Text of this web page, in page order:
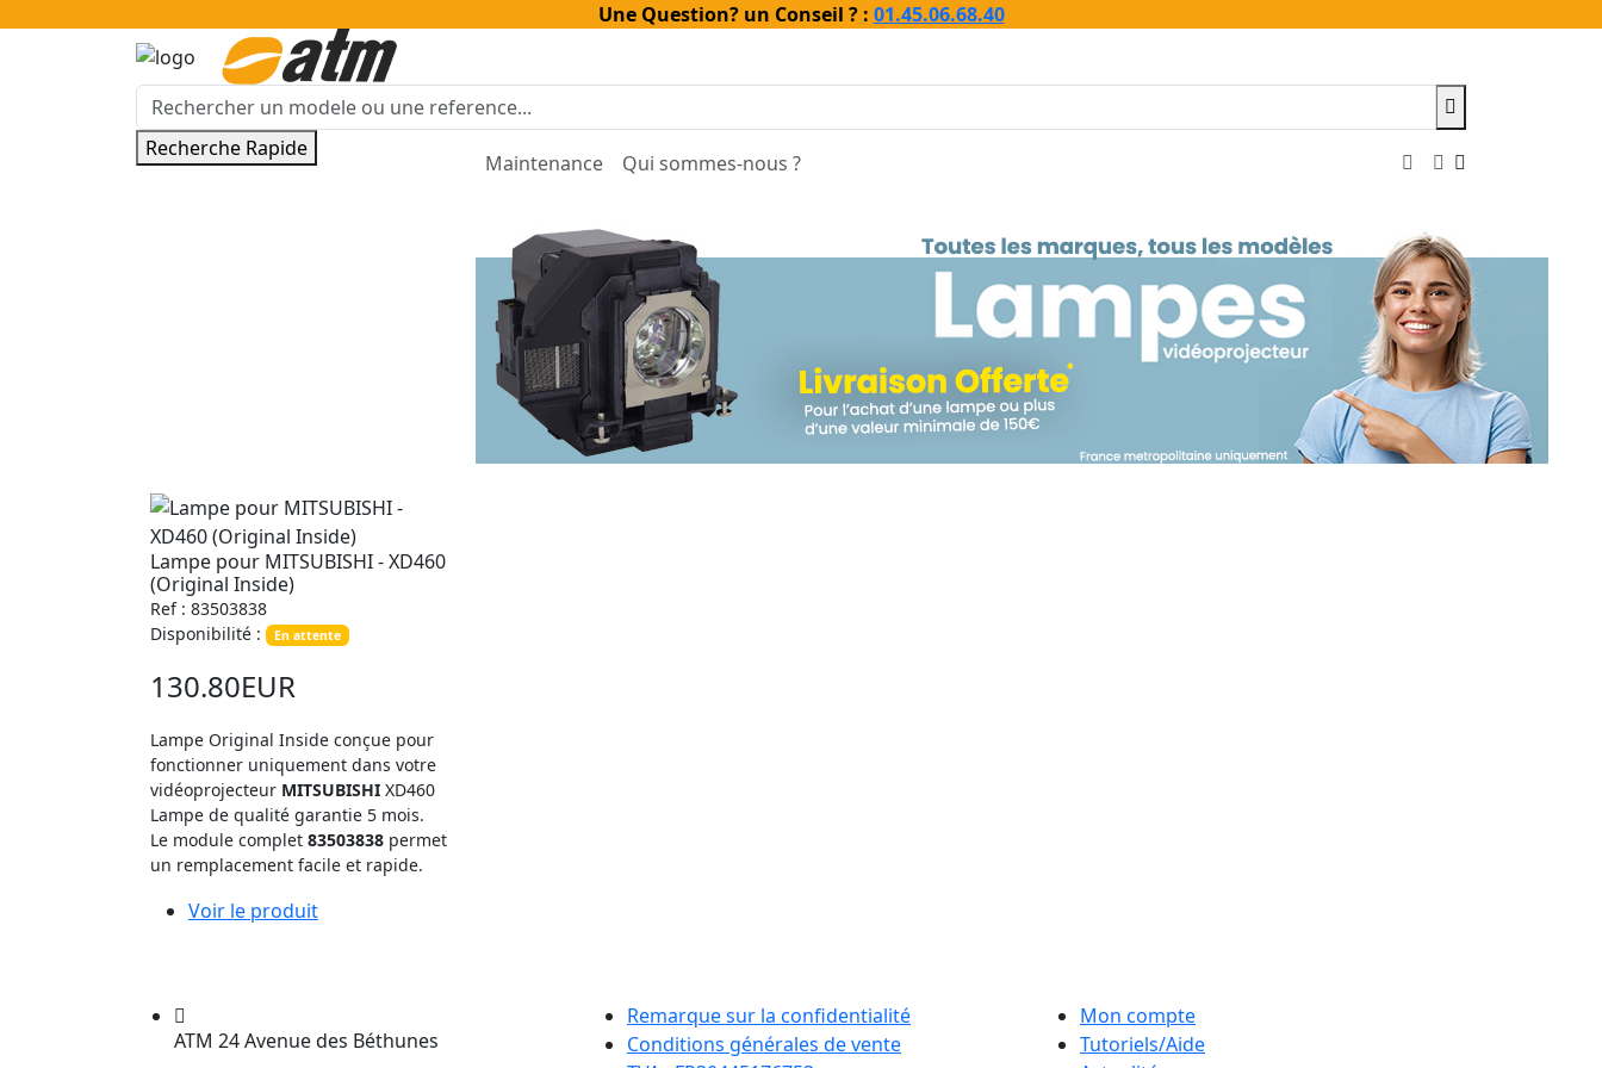
Une Question? un Conseil ? : 01.45.06.68.40
Recherche Rapide
Maintenance Qui sommes-nous ?
Lampe pour MITSUBISHI - XD460
(Original Inside)
Ref : 83503838
Disponibilité :
En attente
130.80EUR
Lampe Original Inside conçue pour
fonctionner uniquement dans votre
vidéoprojecteur MITSUBISHI XD460
Lampe de qualité garantie 5 mois.
Le module complet 83503838 permet
un remplacement facile et rapide.
Voir le produit
ATM 24 Avenue des Béthunes
Remarque sur la confidentialité
Conditions générales de vente
Mon compte
Tutoriels/Aide